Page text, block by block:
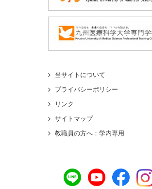
当サイトについて
プライバシーポリシー
リンク
サイトマップ
教職員の方へ：学内専用